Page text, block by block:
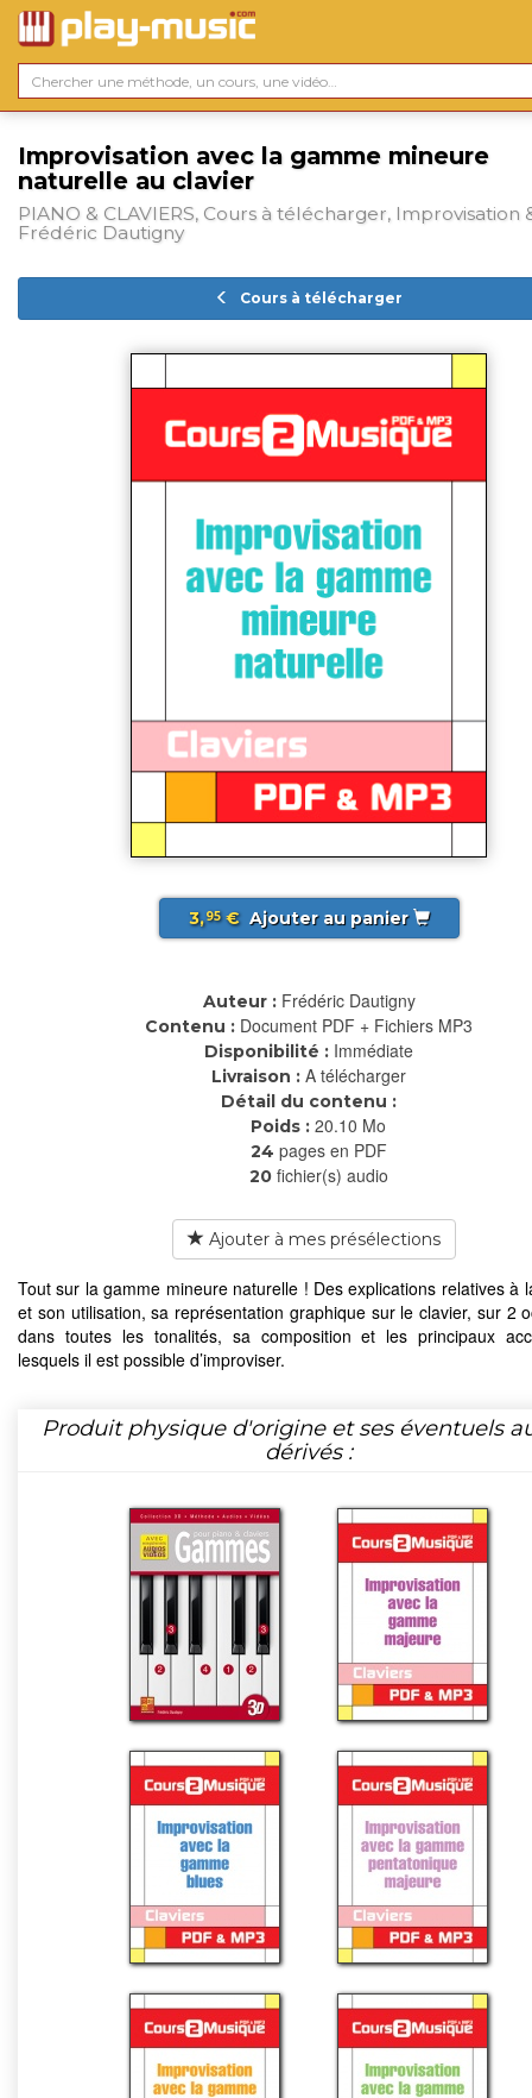
Improvisation avec la gamme mineure
naturelle au clavier
PIANO & CLAVIERS, Cours à télécharger, Improvisation
Frédéric Dautigny
Cours à télécharger
3,95€ Ajouter au panier
Auteur : Frédéric Dautigny
Contenu : Document PDF + Fichiers MP3
Disponibilité : Immédiate
Livraison : A télécharger
Détail du contenu :
Poids : 20.10 Mo
24 pages en PDF
20 fichier(s) audio
Ajouter à mes présélections
Tout sur la gamme mineure naturelle ! Des explications relatives à
et son utilisation, sa représentation graphique sur le clavier, sur 2
dans toutes les tonalités, sa composition et les principaux
lesquels il est possible d’improviser.
Produit physique d'origine et ses éventuels
dérivés :